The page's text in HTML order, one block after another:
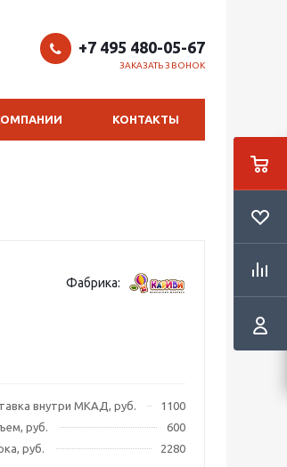
+7 495 480-05-67
ЗАКАЗАТЬ ЗВОНОК
КОНТАКТЫ
Фабрика:
внутри МКАД, руб.
1100
руб.
600
руб.
2280